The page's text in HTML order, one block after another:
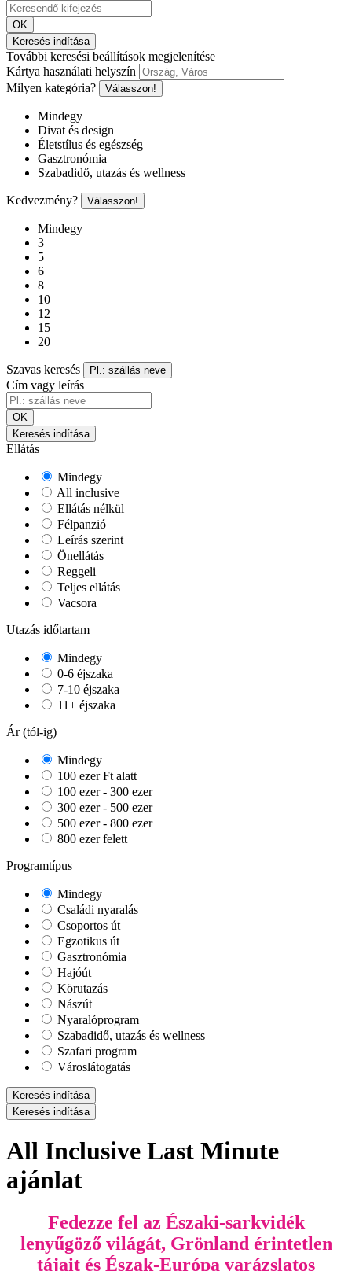
OK
Keresés indítása
További keresési beállítások megjelenítése
Kártya használati helyszín
Milyen kategória?
Válasszon!
Mindegy
Divat és design
Életstílus és egészség
Gasztronómia
Szabadidő, utazás és wellness
Kedvezmény? Válasszon!
Mindegy
3
5
6
8
10
12
15
20
Szavas keresés Pl.: szállás neve
Cím vagy leírás
OK
Keresés indítása
Ellátás
Mindegy
All inclusive
Ellátás nélkül
Félpanzió
Leírás szerint
Önellátás
Reggeli
Teljes ellátás
Vacsora
Utazás időtartam
Mindegy
0-6 éjszaka
7-10 éjszaka
11+ éjszaka
Ár (tól-ig)
Mindegy
100 ezer Ft alatt
100 ezer - 300 ezer
300 ezer - 500 ezer
500 ezer - 800 ezer
800 ezer felett
Programtípus
Mindegy
Családi nyaralás
Csoportos út
Egzotikus út
Gasztronómia
Hajóút
Körutazás
Nászút
Nyaralóprogram
Szabadidő, utazás és wellness
Szafari program
Városlátogatás
Keresés indítása
Keresés indítása
All Inclusive Last Minute
ajánlat
Fedezze fel az Északi-sarkvidék
lenyűgöző világát, Grönland érintetlen
tájait és Észak-Európa varázslatos